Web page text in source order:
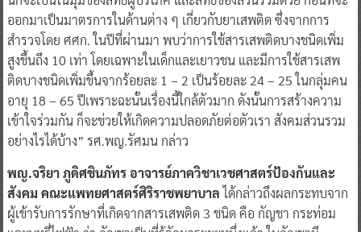
ออกมาเป็นมาตรการในด้านต่าง ๆ เกี่ยวกับยาเสพติด ซึ่งจากการ
สำรวจโดย ศศก. ในปีที่ผ่านมา พบว่าการใช้สารเสพติดบางชนิดเพิ่ม
สูงขึ้นถึง 10 เท่า โดยเฉพาะในเด็กและเยาวชน และมีการใช้สารเสพ
ติดบางชนิดเพิ่มขึ้นจากร้อยละ 1 – 2 เป็นร้อยละ 24 – 25 ในกลุ่มคน
อายุ 18 – 65 ปีเพราะฉะนั้นเรื่องนี้ใกล้ตัวมาก ดังนั้นการสร้างความ
เข้าใจร่วมกัน ก็จะช่วยให้เกิดความปลอดภัยต่อตัวเรา สังคมส่วนรวม
อย่างไรได้บ้าง” รศ.พญ.รัศมน กล่าว
พญ.จริยา ภูดิศชินภัทร อาจารย์ภาควิชาเวชศาสตร์ป้องกันและ
สังคม คณะแพทยศาสตร์ศิริราชพยาบาลได้กล่าวถึงผลกระทบจาก
ผู้เข้ารับการรักษาที่เกิดจากสารเสพติด 3 ชนิด คือ กัญชา กระท่อม